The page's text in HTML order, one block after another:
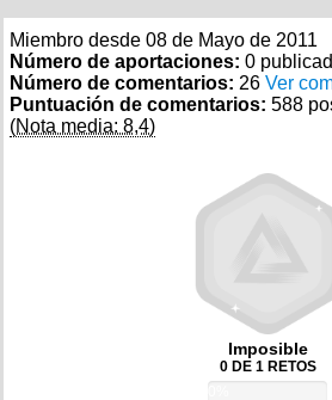
Miembro desde 08 de Mayo de 2011
Número de aportaciones: 0
Número de comentarios: 26 Ver
Puntuación de comentarios: 588
(Nota media: 8,4)
Imposible
0 DE 1 RETOS